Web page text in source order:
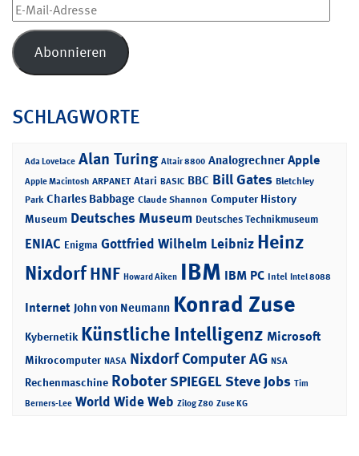
E-
Mail-
Adresse
Abonnieren
SCHLAGWORTE
Ada Lovelace Alan Turing Altair 8800 Analogrechner Apple
Apple Macintosh ARPANET Atari BASIC BBC Bill Gates Bletchley
Park Charles Babbage Claude Shannon Computer History
Museum Deutsches Museum Deutsches Technikmuseum
ENIAC Enigma Gottfried Wilhelm Leibniz Heinz
NixdorfHNF Howard Aiken IBM IBM PC Intel Intel 8088
Internet John von Neumann Konrad Zuse
Kybernetik Künstliche Intelligenz Microsoft
Mikrocomputer NASA Nixdorf Computer AG NSA
Rechenmaschine RoboterSPIEGELSteve Jobs Tim
Berners-Lee World Wide Web Zilog Z80 Zuse KG